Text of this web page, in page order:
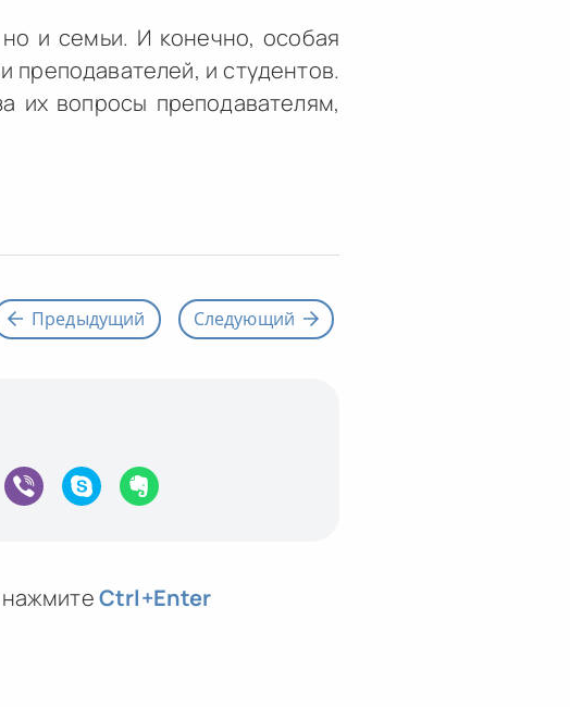
и семьи. И конечно, особая
и студентов.
их вопросы преподавателям,
Предыдущий Следующий
нажмитеCtrl+Enter